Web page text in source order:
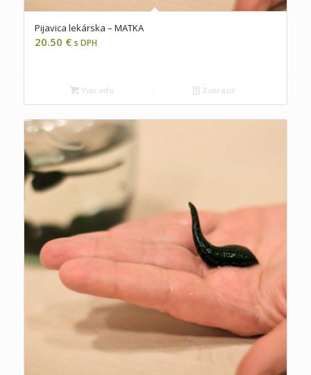
Pijavica lekárska – MATKA
20.50 € s DPH
Viac info Zobraziť